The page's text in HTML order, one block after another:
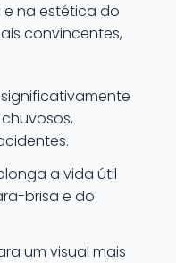
na estética do
convincentes,
a vida útil
brisa e do
um visual mais